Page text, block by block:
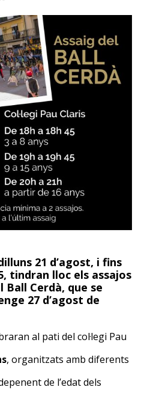
21 d’agost, i fins
tindran lloc els assajos
Cerdà, que se
27 d’agost de
al pati del col·legi Pau
, organitzats amb diferents
de l’edat dels